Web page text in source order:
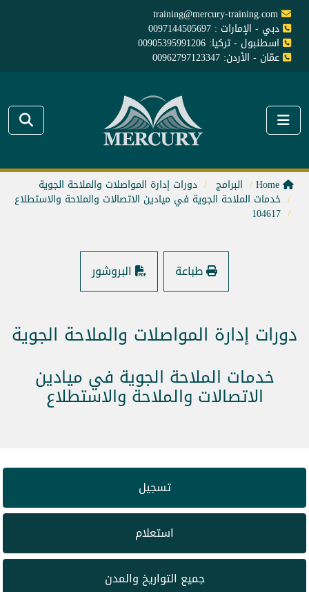
training@mercury-training.com
دبي - الإمارات : 0097144505697
اسطنبول - تركيا: 00905395991206
عمّان - الأردن: 00962797123347
البرامج دورات إدارة المواصلات والملاحة الجوية
خدمات الملاحة الجوية في ميادين الاتصالات والملاحة والاستطلاع
104617
طباعة البروشور
دورات إدارة المواصلات والملاحة الجوية
خدمات الملاحة الجوية في ميادين
الاتصالات والملاحة والاستطلاع
تسجيل
استعلام
جميع التواريخ والمدن